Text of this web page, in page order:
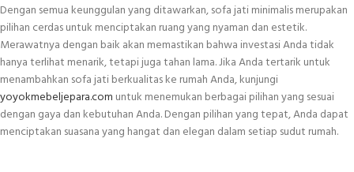
Dengan semua keunggulan yang ditawarkan, sofa jati minimalis merupakan
pilihan cerdas untuk menciptakan ruang yang nyaman dan estetik.
Merawatnya dengan baik akan memastikan bahwa investasi Anda tidak
hanya terlihat menarik, tetapi juga tahan lama. Jika Anda tertarik untuk
menambahkan sofa jati berkualitas ke rumah Anda, kunjungi
yoyokmebeljepara.com untuk menemukan berbagai pilihan yang sesuai
dengan gaya dan kebutuhan Anda. Dengan pilihan yang tepat, Anda dapat
menciptakan suasana yang hangat dan elegan dalam setiap sudut rumah.